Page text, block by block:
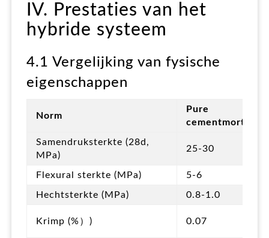
IV. Prestaties van het
hybride systeem
4.1 Vergelijking van fysische
eigenschappen
Norm
Pure
cementmortel
Samendruksterkte (28d,
MPa)
25-30
Flexural sterkte (MPa) 5-6
Hechtsterkte (MPa) 0.8-1.0
Krimp (%）) 0.07